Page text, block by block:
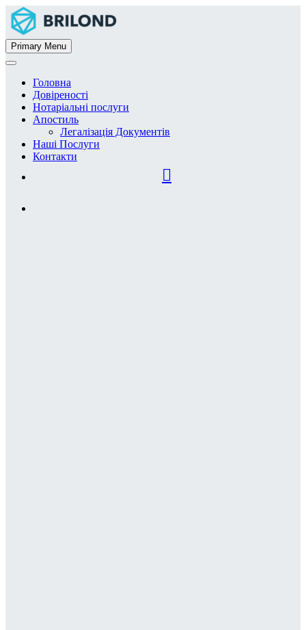
Primary Menu
Головна
Довіреності
Нотаріальні послуги
Апостиль
Легалізація Документів
Наші Послуги
Контакти